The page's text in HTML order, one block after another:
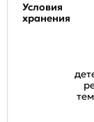
Условия
хранения